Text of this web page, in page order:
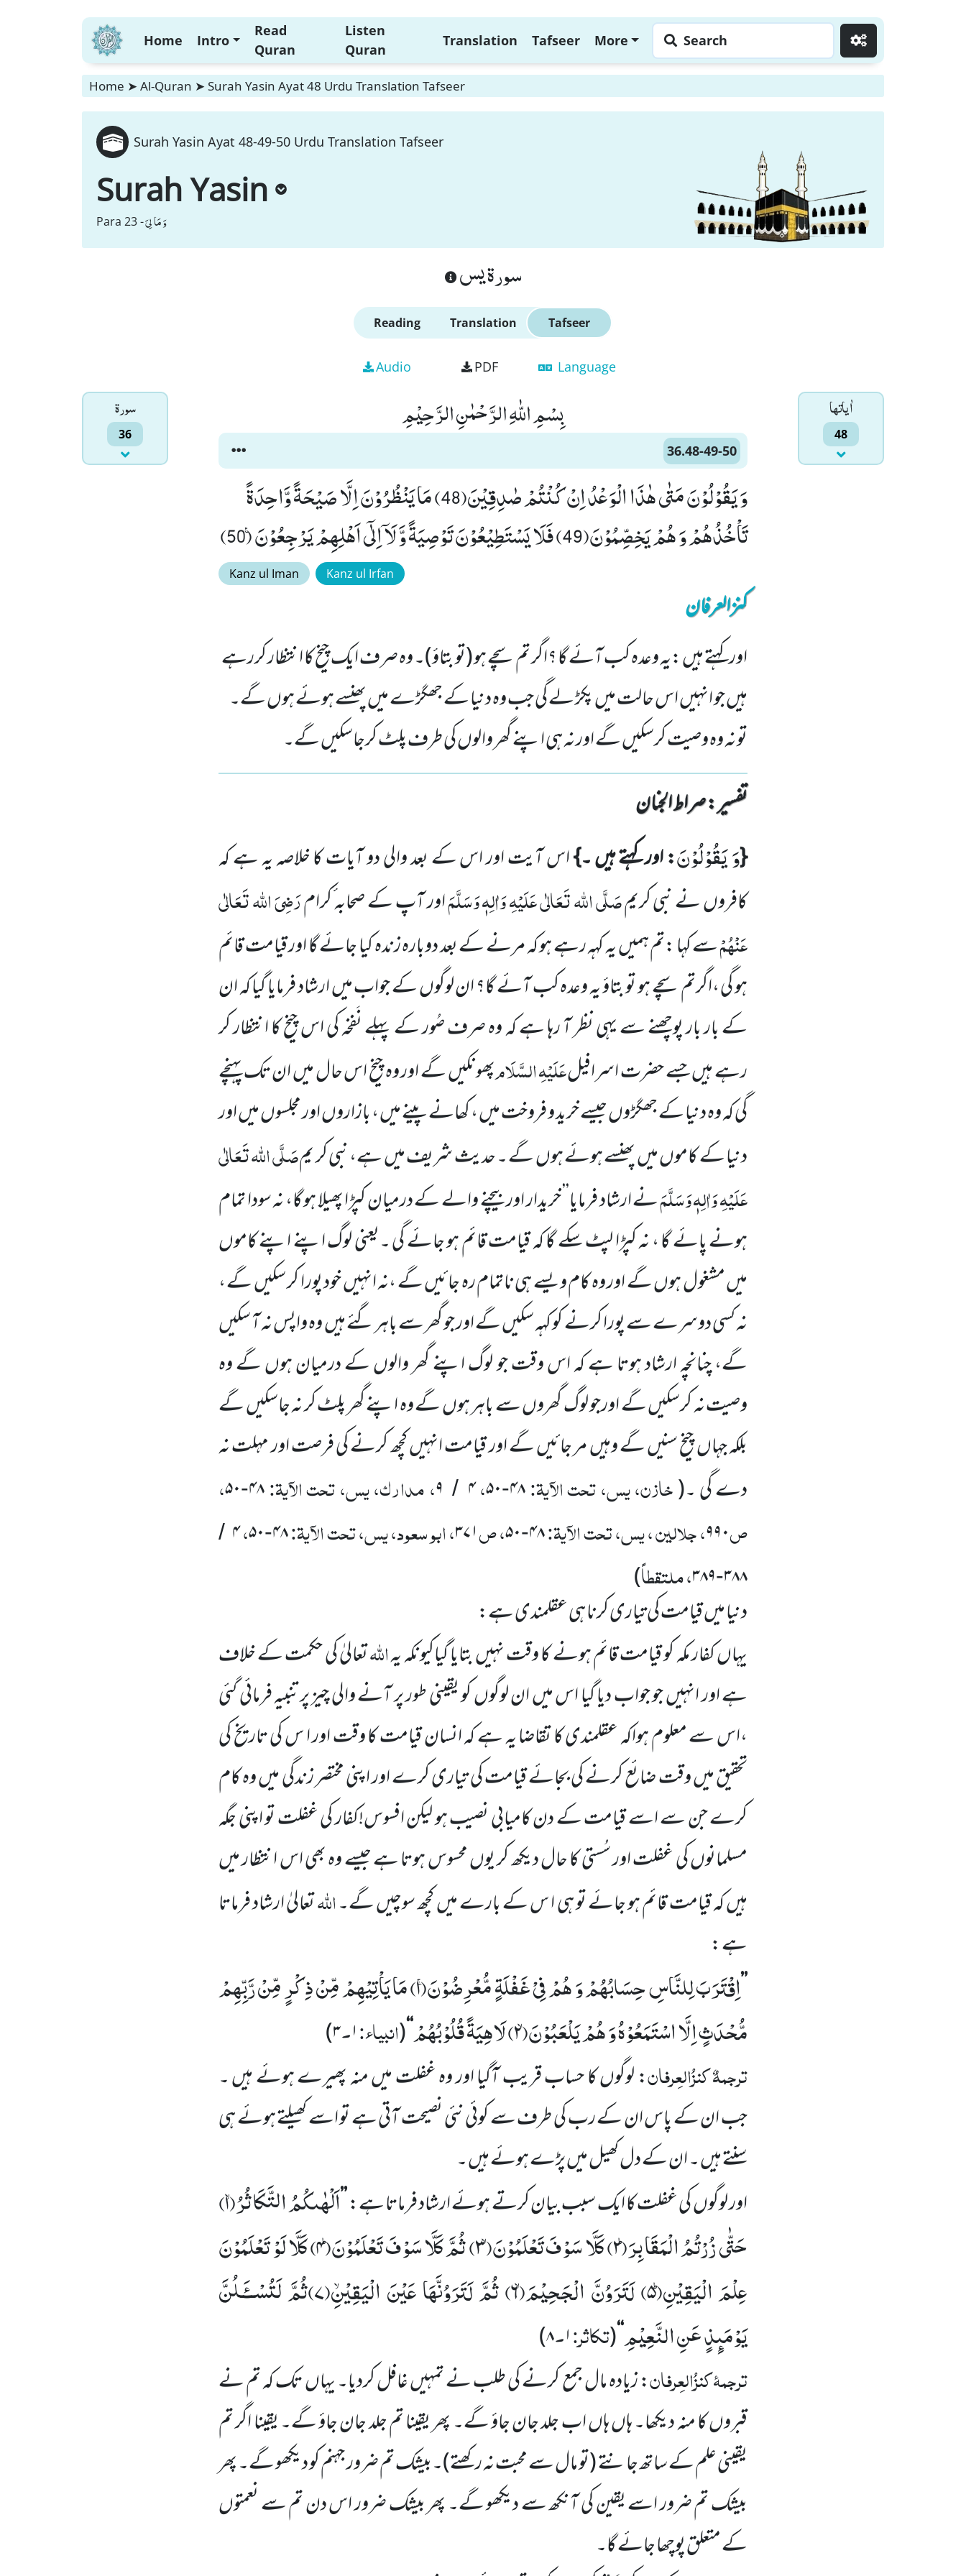
Home Intro
Read
Quran
Listen
Quran
Translation Tafseer More Search
Home ➤ Al-Quran ➤ Surah Yasin Ayat 48 Urdu Translation Tafseer
Surah Yasin Ayat 48-49-50 Urdu Translation Tafseer
Surah Yasin
Para 23 -وَ مَا لِیَ
سورة يس
Reading Translation Tafseer
Audio PDF Language
سورۃ
36
اٰياتها
48
بِسْمِ اللّٰهِ الرَّحْمٰنِ الرَّحِیْمِ
36.48-49-50
وَ یَقُوْلُوْنَ مَتٰى هٰذَا الْوَعْدُ اِنْ كُنْتُمْ صٰدِقِیْنَ(48) مَا یَنْظُرُوْنَ اِلَّا صَیْحَةً وَّاحِدَةً
تَاْخُذُهُمْ وَ هُمْ یَخِصِّمُوْنَ(49) فَلَا یَسْتَطِیْعُوْنَ تَوْصِیَةً وَّ لَاۤ اِلٰۤى اَهْلِهِمْ یَرْجِعُوْنَ۠ (50)
Kanz ul Iman Kanz ul Irfan
کنزالعرفان
اور کہتے ہیں :یہ وعدہ کب آئے گا ؟اگر تم سچے ہو (تو بتاؤ)۔ وہ صرف ایک چیخ کا انتظار کررہے
ہیں جو انہیں اس حالت میں پکڑ لے گی جب وہ دنیا کے جھگڑے میں پھنسے ہوئے ہوں گے۔
تو نہ وہ وصیت کرسکیں گے اور نہ ہی اپنے گھر والوں کی طرف پلٹ کرجاسکیں گے۔
تفسیر : ‎صراط الجنان
{وَ یَقُوْلُوْنَ: اور کہتے ہیں ۔}اس آیت اور اس کے بعد والی دو آیات کا خلاصہ یہ ہے کہ
کافروںنے نبی کریمصَلَّی اللہ تَعَالٰی عَلَیْہِ وَاٰلِہٖ وَسَلَّمَاور آپ کے صحابہ ٔکرامرَضِیَ اللہ تَعَالٰی
عَنْہُمْسے کہا :تم ہمیںیہ کہہ رہے ہو کہ مرنے کے بعد دوبارہ زندہ کیا جائے گا اور قیامت قائم
ہو گی ،اگرتم سچے ہو تو بتاؤ یہ وعدہ کب آئے گا؟ ان لوگوںکے جواب میںارشاد فرمایا گیا کہان
کے بار بار پوچھنے سے یہی نظر آ رہا ہے کہ وہ صرف صُور کے پہلے نَفخہ کی اس چیخ کا انتظار کر
رہے ہیںجسے حضرت اسرافیلعَلَیْہِالسَّلَامپھونکیںگے اور وہ چیخ اس حال میںان تک پہنچے
گی کہ وہ دنیا کے جھگڑوں جیسے خرید و فروخت میں، کھانے پینے میں، بازاروںاور مجلسوںمیںاور
دنیا کے کاموںمیںپھنسے ہوئے ہوںگے ۔ حدیث شریف میںہے، نبی کر یمصَلَّی اللہ تَعَالٰی
عَلَیْہِ وَاٰلِہٖ وَسَلَّمَنے ارشاد فرمایا’’ خریدار اور بیچنے والے کے درمیان کپڑا پھیلا ہو گا، نہ سودا تمام
ہونے پائے گا ، نہ کپڑا لپٹ سکے گا کہ قیامت قائم ہو جائے گی ۔یعنی لوگ اپنے اپنے کاموں
میںمشغول ہوںگے اور وہ کام ویسے ہی ناتمام رہ جائیںگے ،نہ انہیںخود پورا کر سکیںگے ،
نہ کسی دوسرے سے پورا کرنے کو کہہ سکیںگے اور جو گھر سے باہر گئے ہیںوہ واپس نہ آ سکیں
گے، چنانچہ ارشاد ہوتا ہے کہ اس وقت جو لوگ اپنے گھر والوںکے درمیان ہوںگے وہ
وصیت نہ کرسکیںگے اورجو لوگ گھروںسے باہر ہوںگے وہ اپنے گھر پلٹ کر نہ جاسکیںگے
بلکہ جہاںچیخ سنیںگے وہیںمر جائیںگے اور قیامت انہیںکچھ کرنے کی فرصت اور مہلت نہ
دے گی ۔(خازن، یس، تحت الآیۃ:۴۸-۵۰،۴ / ۹، مدارک، یس، تحت الآیۃ:۴۸-۵۰،
ص۹۹۰، جلالین ، یس، تحت الآیۃ:۴۸-۵۰، ص۳۷۱، ابو سعود، یس، تحت الآیۃ:۴۸-۵۰،۴ /
۳۸۸-۳۸۹، ملتقطاً)
دنیا میںقیامت کی تیاری کرنا ہی عقلمندی ہے:
یہاںکفار مکہ کو قیامت قائم ہونے کا وقت نہیںبتایا گیاکیونکہ یہاللہتعالیٰ کی حکمت کے خلاف
ہے اور انہیںجو جواب دیا گیا اس میںان لوگوںکو یقینی طور پر آنے والی چیز پر تنبیہ فرمائی گئی
،اس سے معلوم ہواکہ عقلمندی کا تقاضا یہ ہے کہ انسان قیامت کا وقت اور ا س کی تاریخ کی
تحقیق میںوقت ضائع کرنے کی بجائے قیامت کی تیاری کرے اور اپنی مختصر زندگی میںوہ کام
کرے جن سے اسے قیامت کے دن کامیابی نصیب ہو لیکن افسوس!کفار کی غفلت تو اپنی جگہ
مسلمانوںکی غفلت اور سُستی کا حال دیکھ کر یوںمحسوس ہوتا ہے جیسے وہ بھی اس انتظار میں
ہیںکہ قیامت قائم ہو جائے تو ہی ا س کے بارے میںکچھ سوچیںگے۔اللہتعالیٰ ارشاد فرماتا
ہے :
’’اِقْتَرَبَ لِلنَّاسِ حِسَابُهُمْ وَ هُمْ فِیْ غَفْلَةٍ مُّعْرِضُوْنَۚ(۱) مَا یَاْتِیْهِمْ مِّنْ ذِكْرٍ مِّنْ رَّبِّهِمْ
مُّحْدَثٍ اِلَّا اسْتَمَعُوْهُ وَ هُمْ یَلْعَبُوْنَۙ(۲) لَاهِیَةً قُلُوْبُهُمْ‘‘
(انبیاء:۱۔۳)
ترجمہٌکنزُالعِرفان: لوگوںکا حساب قریب آگیا اور وہغفلت میںمنہ پھیرے ہوئے ہیں ۔
جب ان کے پاس انکے رب کی طرف سے کوئی نئی نصیحت آتی ہے تو اسے کھیلتےہوئے ہی
سنتے ہیں ۔ ان کے دل کھیل میںپڑے ہوئے ہیں ۔
اور لوگوںکی غفلت کا ایک سبب بیان کرتے ہوئے ارشاد فرماتا ہے:’’اَلْهٰىكُمُ التَّكَاثُرُۙ(۱)
حَتّٰى زُرْتُمُ الْمَقَابِرَؕ(۲) كَلَّا سَوْفَ تَعْلَمُوْنَۙ(۳) ثُمَّ كَلَّا سَوْفَ تَعْلَمُوْنَؕ(۴) كَلَّا لَوْ تَعْلَمُوْنَ
عِلْمَ الْیَقِیْنِؕ(۵) لَتَرَوُنَّ الْجَحِیْمَۙ(۶) ثُمَّ لَتَرَوُنَّهَا عَیْنَ الْیَقِیْۙنِ(۷)ثُمَّ لَتُسْــٴَـلُنَّ
یَوْمَىٕذٍ عَنِ النَّعِیْمِ‘‘
(تکاثر:۱۔۸)
ترجمۂکنزُالعِرفان: زیادہ مال جمع کرنے کی طلب نےتمہیںغافل کردیا۔ یہاںتک کہ تم نے
قبروںکا منہ دیکھا۔ ہاںہاںاب جلد جان جاؤ گے۔ پھر یقینا تم جلد جان جاؤ گے۔ یقینا اگر تم
یقینی علم کے ساتھ جانتے(تو مال سے محبت نہ رکھتے)۔بیشک تم ضرور جہنم کو دیکھو گے۔ پھر
بیشک تم ضرور اسے یقین کی آنکھ سے دیکھو گے۔ پھر بیشک ضرور اس دن تم سے نعمتوں
کے متعلق پوچھا جائے گا۔